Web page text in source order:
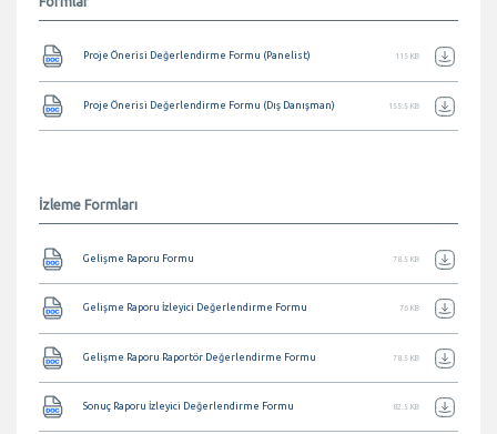
Belge
Proje Önerisi Değerlendirme Formu (Panelist) 115 KB
Belge
Proje Önerisi Değerlendirme Formu (Dış Danışman) 155.5 KB
İzleme Formları
Belge
Gelişme Raporu Formu 78.5 KB
Belge
Gelişme Raporu İzleyici Değerlendirme Formu 76 KB
Belge
Gelişme Raporu Raportör Değerlendirme Formu 78.5 KB
Belge
Sonuç Raporu İzleyici Değerlendirme Formu 82.5 KB